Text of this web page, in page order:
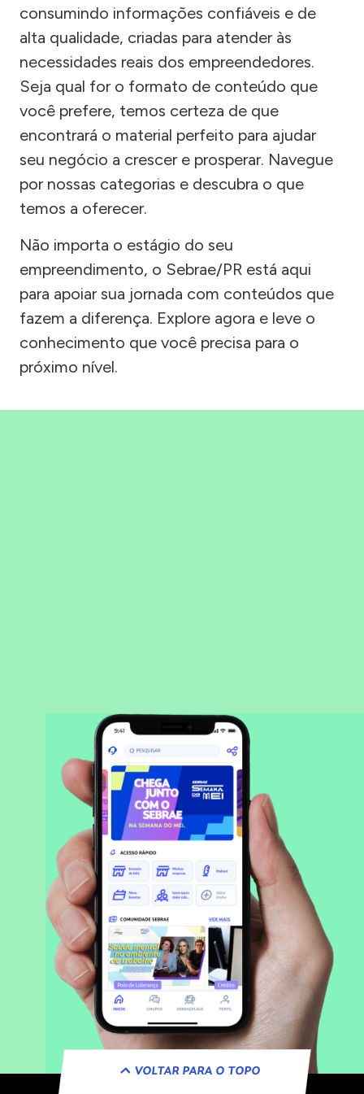
consumindo informações confiáveis e de
alta qualidade, criadas para atender às
necessidades reais dos empreendedores.
Seja qual for o formato de conteúdo que
você prefere, temos certeza de que
encontrará o material perfeito para ajudar
seu negócio a crescer e prosperar. Navegue
por nossas categorias e descubra o que
temos a oferecer.
Não importa o estágio do seu
empreendimento, o Sebrae/PR está aqui
para apoiar sua jornada com conteúdos que
fazem a diferença. Explore agora e leve o
conhecimento que você precisa para o
próximo nível.
VOLTAR PARA O TOPO